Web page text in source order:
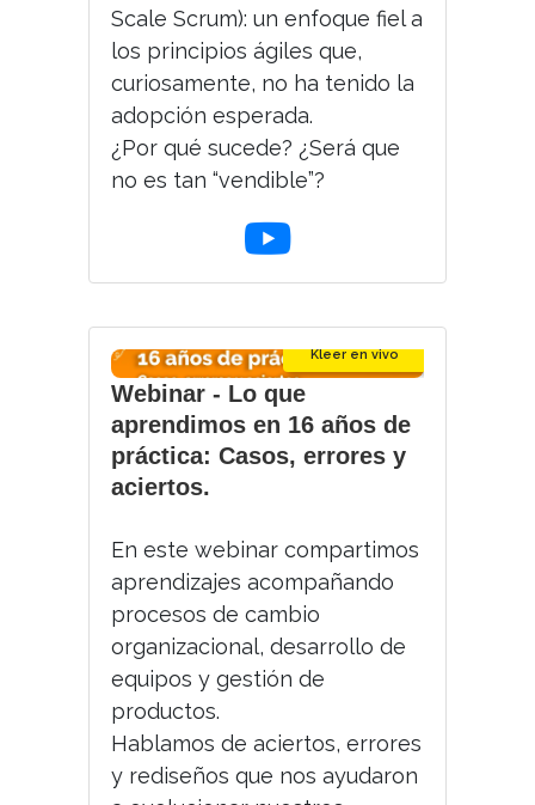
Scale Scrum): un enfoque fiel a
los principios ágiles que,
curiosamente, no ha tenido la
adopción esperada.
¿Por qué sucede? ¿Será que
no es tan “vendible”?
Kleer en vivo
Webinar - Lo que
aprendimos en 16 años de
práctica: Casos, errores y
aciertos.
En este webinar compartimos
aprendizajes acompañando
procesos de cambio
organizacional, desarrollo de
equipos y gestión de
productos.
Hablamos de aciertos, errores
y rediseños que nos ayudaron